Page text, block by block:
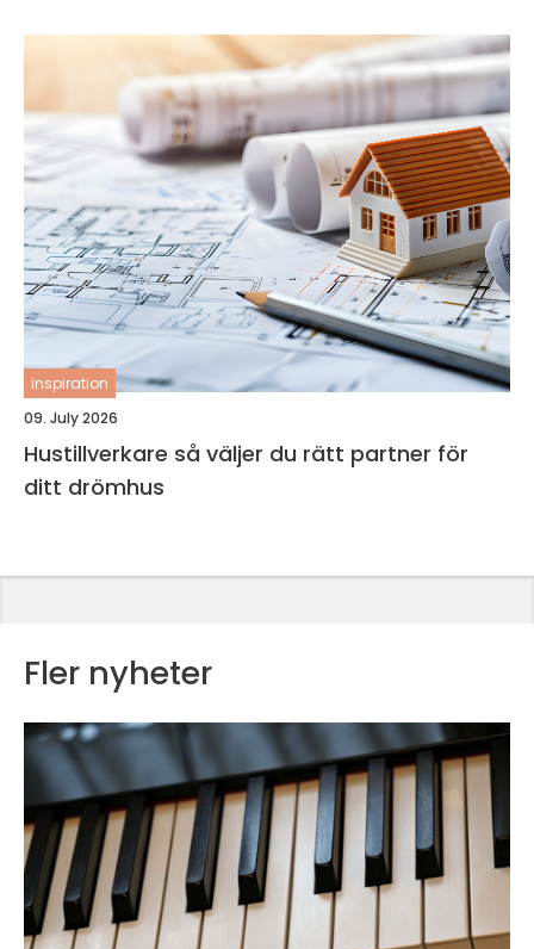
inspiration
09. July 2026
Hustillverkare så väljer du rätt partner för
ditt drömhus
Fler nyheter